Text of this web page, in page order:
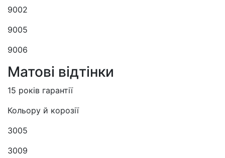
9002
9005
9006
Матові відтінки
15 років гарантії
Кольору й корозії
3005
3009